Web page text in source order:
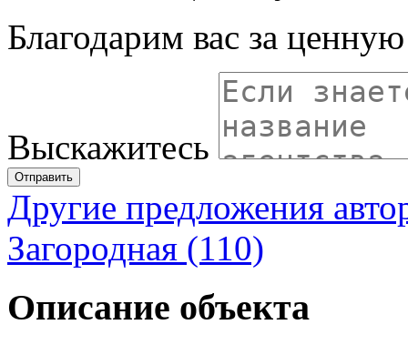
Благодарим вас за
Выскажитесь
Отправить
Другие предложения
Загородная (110)
Описание объекта